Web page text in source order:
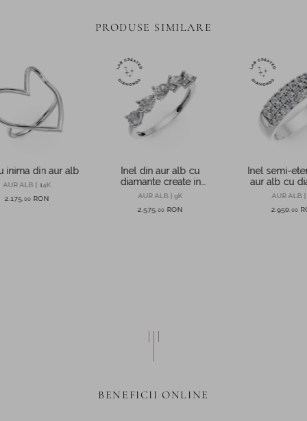
PRODUSE SIMILARE
inima din aur alb
AUR ALB | 14K
2.175 00 RON
Inel din aur alb cu
diamante create in
laborator de 0.45ct
AUR ALB | 9K
2.575 ,00 RON
Inel semi-
aur alb cu
microsetting
AUR ALB |
2.950 ,00
BENEFICII ONLINE